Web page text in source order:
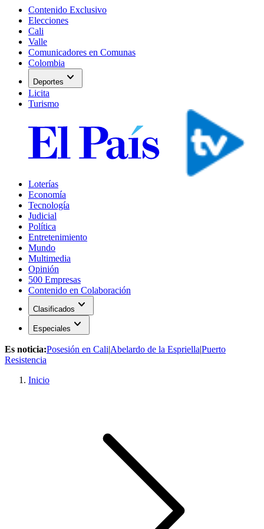
Contenido Exclusivo
Elecciones
Cali
Valle
Comunicadores en Comunas
Colombia
Deportes expand_more
Licita
Turismo
Loterías
Economía
Tecnología
Judicial
Política
Entretenimiento
Mundo
Multimedia
Opinión
500 Empresas
Contenido en Colaboración
Clasificados expand_more
Especiales expand_more
Es noticia:Posesión en Cali|Abelardo de la Espriella|Puerto
Resistencia
Inicio